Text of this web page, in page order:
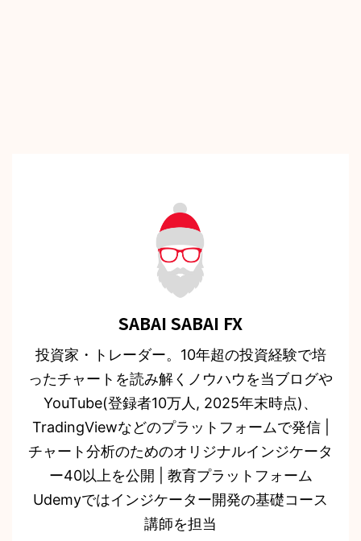
SABAI SABAI FX
投資家・トレーダー。10年超の投資経験で培
ったチャートを読み解くノウハウを当ブログや
YouTube(登録者10万人, 2025年末時点)、
TradingViewなどのプラットフォームで発信 |
チャート分析のためのオリジナルインジケータ
ー40以上を公開 | 教育プラットフォーム
Udemyではインジケーター開発の基礎コース
講師を担当